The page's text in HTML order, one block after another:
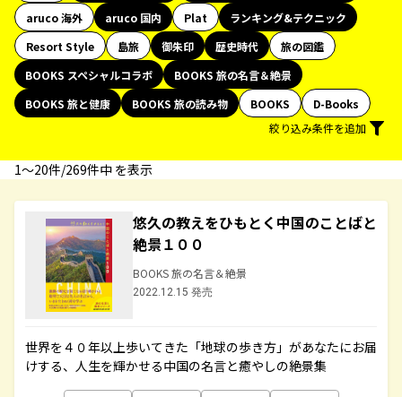
aruco 海外
aruco 国内 Plat
ランキング&テクニック
Resort Style
島旅 御朱印 歴史時代
旅の図鑑
BOOKS スペシャルコラボ
BOOKS 旅の名言＆絶景
BOOKS 旅と健康
BOOKS 旅の読み物 BOOKS
D-Books
絞り込み条件を追加
1〜20件/269件中 を表示
悠久の教えをひもとく中国のことばと
絶景１００
BOOKS 旅の名言＆絶景
2022.12.15 発売
世界を４０年以上歩いてきた「地球の歩き方」があなたにお届
けする、人生を輝かせる中国の名言と癒やしの絶景集